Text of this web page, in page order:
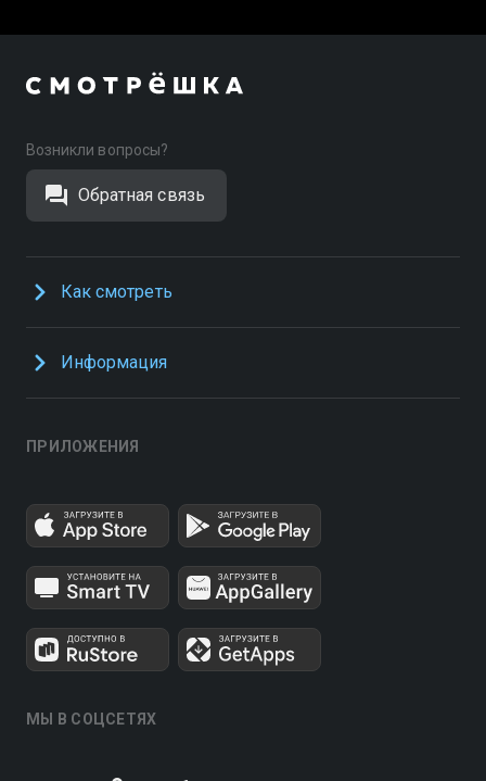
Возникли вопросы?
Обратная связь
Как смотреть
Информация
ПРИЛОЖЕНИЯ
МЫ В СОЦСЕТЯХ